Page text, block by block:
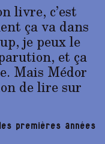
livre, c’est
ça va dans
je peux le
et ça
Mais Médor
de lire sur
premières années